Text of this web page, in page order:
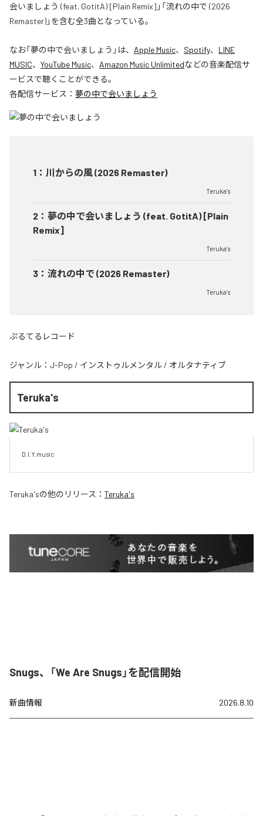
会いましょう (feat. GotitA) [Plain Remix]」「流れの中で (2026
Remaster)」を含む全3曲となっている。
なお「夢の中で会いましょう 」は、 Apple Music、 Spotify、 LINE
MUSIC、 YouTube Music、 Amazon Music Unlimitedなどの音楽配信サ
ービスで聴くことができる。
各配信サービス： 夢の中で会いましょう
1 ： 川からの風 (2026 Remaster)
Teruka's
2 ： 夢の中で会いましょう (feat. GotitA) [Plain
Remix]
Teruka's
3 ： 流れの中で (2026 Remaster)
Teruka's
ぷるてるレコード
ジャンル： J-Pop / インストゥルメンタル / オルタナティブ
Teruka's
D.I.Y.music
Teruka'sの他のリリース： Teruka's
Snugs、「We Are Snugs」を配信開始
新曲情報 2026.8.10